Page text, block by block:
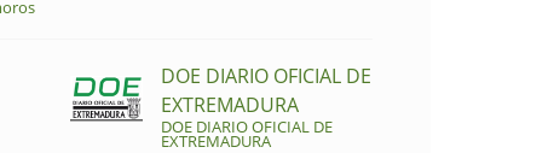
DOE DIARIO OFICIAL DE
EXTREMADURA
DOE DIARIO OFICIAL DE
EXTREMADURA